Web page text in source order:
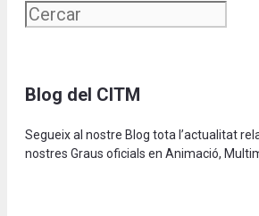
Blog del CITM
Segueix al nostre Blog tota l’actualitat
nostres Graus oficials en Animació,